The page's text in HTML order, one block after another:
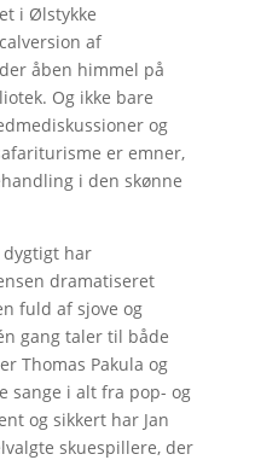
i Ølstykke
af
åben himmel på
Og ikke bare
og
er emner,
i den skønne
dygtigt har
dramatiseret
fuld af sjove og
gang taler til både
Thomas Pakula og
sange i alt fra pop- og
og sikkert har Jan
skuespillere, der